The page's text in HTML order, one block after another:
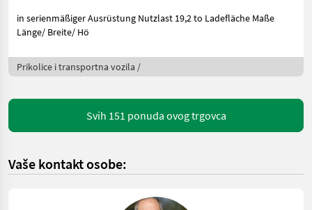
in serienmäßiger Ausrüstung Nutzlast 19,2 to Ladefläche Maße
Länge/ Breite/ Hö
Prikolice i transportna vozila /
Svih 151 ponuda ovog trgovca
Vaše kontakt osobe: